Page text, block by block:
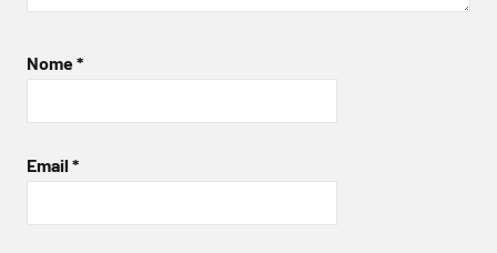
Nome*
Email *